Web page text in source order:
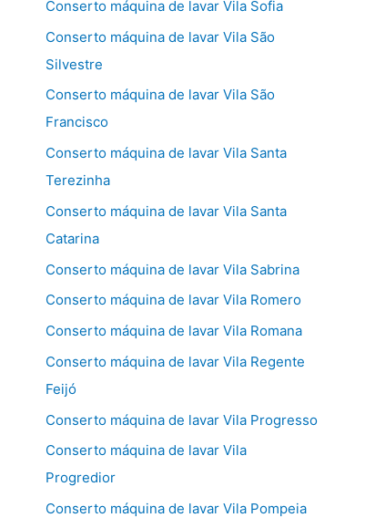
Conserto máquina de lavar Vila Sofia
Conserto máquina de lavar Vila São
Silvestre
Conserto máquina de lavar Vila São
Francisco
Conserto máquina de lavar Vila Santa
Terezinha
Conserto máquina de lavar Vila Santa
Catarina
Conserto máquina de lavar Vila Sabrina
Conserto máquina de lavar Vila Romero
Conserto máquina de lavar Vila Romana
Conserto máquina de lavar Vila Regente
Feijó
Conserto máquina de lavar Vila Progresso
Conserto máquina de lavar Vila
Progredior
Conserto máquina de lavar Vila Pompeia